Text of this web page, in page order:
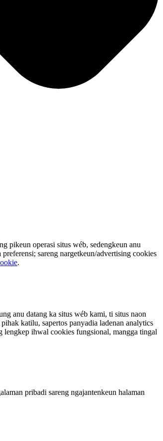
pikeun operasi situs wéb, sedengkeun anu
sareng nargetkeun/advertising cookies
.
anu datang ka situs wéb kami, ti situs naon
katilu, sapertos panyadia ladenan analytics
lengkep ihwal cookies fungsional, mangga tingal
pribadi sareng ngajantenkeun halaman